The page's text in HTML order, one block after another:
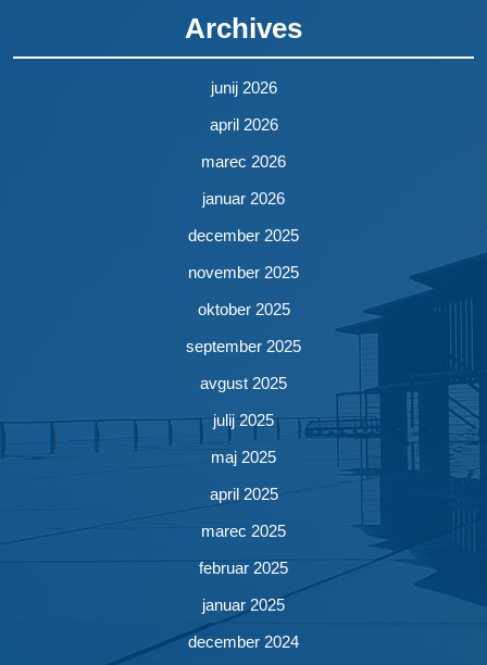
Archives
junij 2026
april 2026
marec 2026
januar 2026
december 2025
november 2025
oktober 2025
september 2025
avgust 2025
julij 2025
maj 2025
april 2025
marec 2025
februar 2025
januar 2025
december 2024